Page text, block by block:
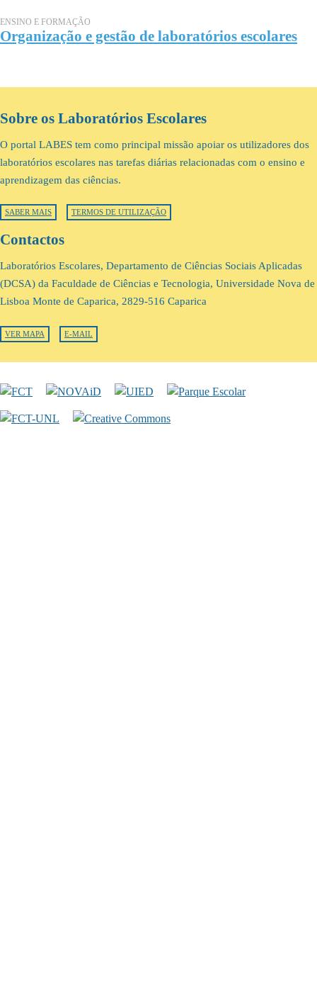
ENSINO E FORMAÇÃO
Organização e gestão de laboratórios escolares
Sobre os Laboratórios Escolares
O portal LABES tem como principal missão apoiar os utilizadores dos
laboratórios escolares nas tarefas diárias relacionadas com o ensino e
aprendizagem das ciências.
SABER MAIS TERMOS DE UTILIZAÇÃO
Contactos
Laboratórios Escolares, Departamento de Ciências Sociais Aplicadas
(DCSA) da Faculdade de Ciências e Tecnologia, Universidade Nova de
Lisboa Monte de Caparica, 2829-516 Caparica
VER MAPA E-MAIL